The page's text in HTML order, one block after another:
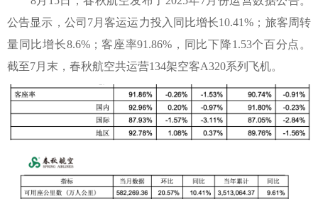
公告显示，公司7月客运运力投入同比增长10.41%；旅客周转
量同比增长8.6%；客座率91.86%，同比下降1.53个百分点。
截至7月末，春秋航空共运营134架空客A320系列飞机。